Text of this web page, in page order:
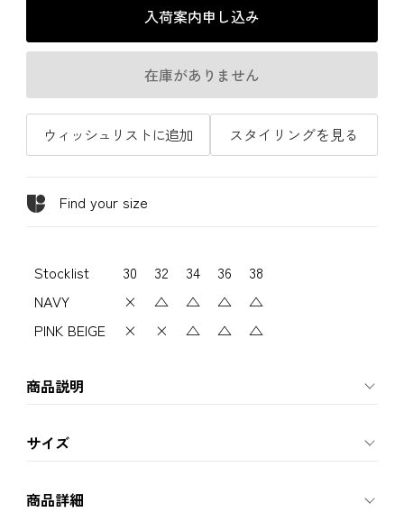
入荷案内申し込み
在庫がありません
ウィッシュリストに追加 スタイリングを見る
Find your size
Stocklist 30 32 34 36
38
NAVY
× △ △ △
△
PINK BEIGE
× × △ △ △
商品説明
サイズ
商品詳細